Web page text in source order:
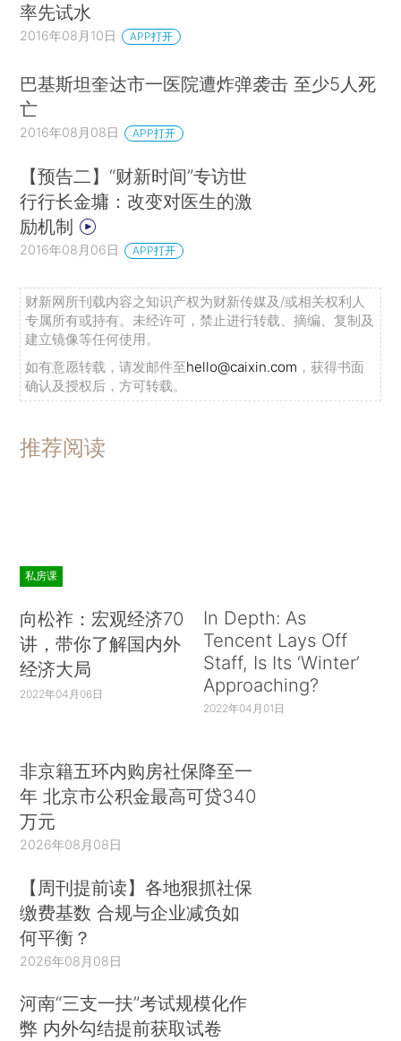
率先试水
2016年08月10日 APP打开
巴基斯坦奎达市一医院遭炸弹袭击 至少5人死
亡
2016年08月08日 APP打开
【预告二】“财新时间”专访世
行行长金墉：改变对医生的激
励机制
2016年08月06日 APP打开
财新网所刊载内容之知识产权为财新传媒及/或相关权利人
专属所有或持有。未经许可，禁止进行转载、摘编、复制及
建立镜像等任何使用。
如有意愿转载，请发邮件至hello@caixin.com ，获得书面
确认及授权后，方可转载。
推荐阅读
私房课
向松祚：宏观经济70
讲，带你了解国内外
经济大局
2022年04月06日
In Depth: As
Tencent Lays Off
Staff, Is Its ‘Winter’
Approaching?
2022年04月01日
非京籍五环内购房社保降至一
年 北京市公积金最高可贷340
万元
2026年08月08日
【周刊提前读】各地狠抓社保
缴费基数 合规与企业减负如
何平衡？
2026年08月08日
河南“三支一扶”考试规模化作
弊 内外勾结提前获取试卷